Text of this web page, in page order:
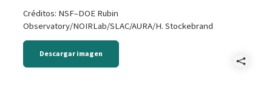
Créditos: NSF–DOE Rubin
Observatory/NOIRLab/SLAC/AURA/H. Stockebrand
Descargar imagen